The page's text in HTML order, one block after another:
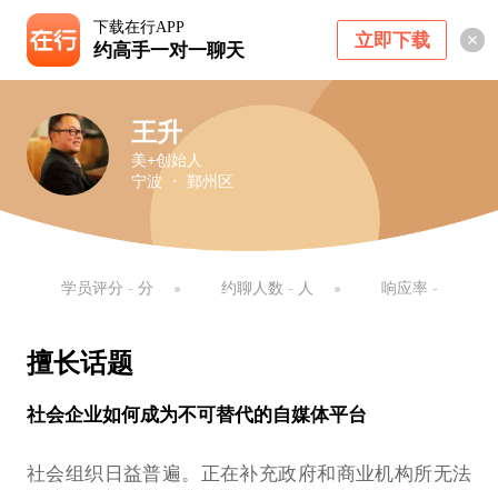
下载在行APP
约高手一对一聊天 立即下载
王升
美+创始人
宁波 ・ 鄞州区
学员评分 - 分 约聊人数 - 人 响应率 -
擅长话题
社会企业如何成为不可替代的自媒体平台
社会组织日益普遍。正在补充政府和商业机构所无法